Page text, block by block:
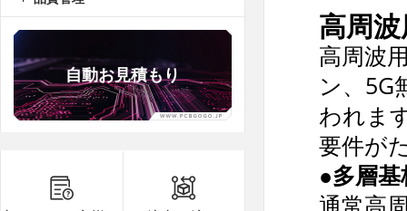
自動お見積もり
5
B8***1A
B8***1A
高周
高周波
ン、5G
われま
要件が
●多層
通常高